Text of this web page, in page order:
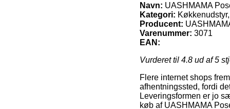
Navn: UASHMAMA
Kategori:
Producent:
Varenummer: 3071
EAN:
Vurderet til 4.8 ud af 5
Flere internet shops
afhentningssted, fordi
Leveringsformen er jo
køb af UASHMAMA